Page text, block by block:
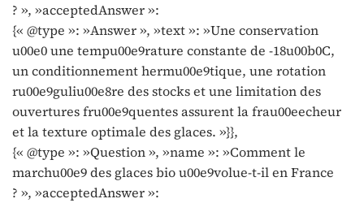
? », »acceptedAnswer »:
{« @type »: »Answer », »text »: »Une conservation
u00e0 une tempu00e9rature constante de -18u00b0C,
un conditionnement hermu00e9tique, une rotation
ru00e9guliu00e8re des stocks et une limitation des
ouvertures fru00e9quentes assurent la frau00eecheur
et la texture optimale des glaces. »}},
{« @type »: »Question », »name »: »Comment le
marchu00e9 des glaces bio u00e9volue-t-il en France
? », »acceptedAnswer »: